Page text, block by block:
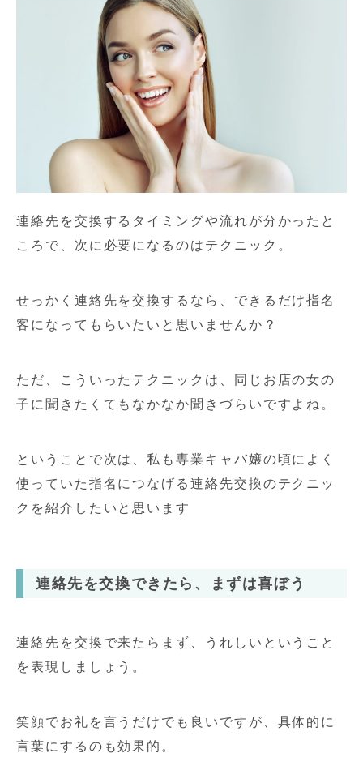
連絡先を交換するタイミングや流れが分かったと
ころで、次に必要になるのはテクニック。
せっかく連絡先を交換するなら、できるだけ指名
客になってもらいたいと思いませんか？
ただ、こういったテクニックは、同じお店の女の
子に聞きたくてもなかなか聞きづらいですよね。
ということで次は、私も専業キャバ嬢の頃によく
使っていた指名につなげる連絡先交換のテクニッ
クを紹介したいと思います
連絡先を交換できたら、まずは喜ぼう
連絡先を交換で来たらまず、うれしいということ
を表現しましょう。
笑顔でお礼を言うだけでも良いですが、具体的に
言葉にするのも効果的。